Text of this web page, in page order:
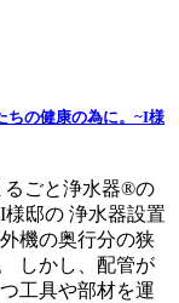
ちの健康の為に。~I様
るごと浄水器®の
邸の 浄水器設置
機の奥行分の狭
しかし、配管が
工具や部材を運